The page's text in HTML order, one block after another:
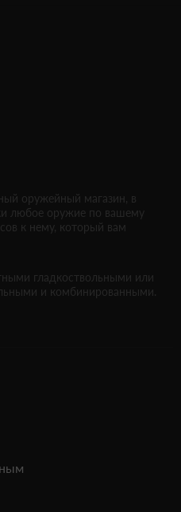
оружейный магазин, в
любое оружие по вашему
к нему, который вам
гладкоствольными или
и комбинированными.